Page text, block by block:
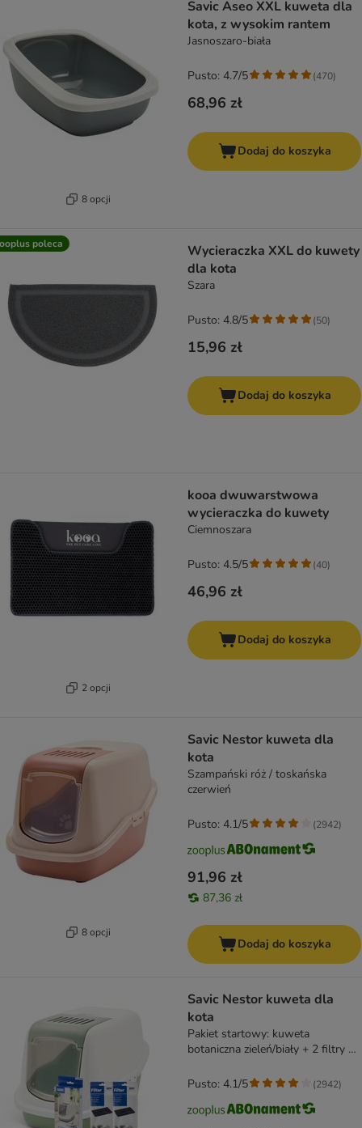
8 opcji
Savic Aseo XXL kuweta dla
kota, z wysokim rantem
Jasnoszaro-biała
68,96 zł
Pusto: 4.7/5 (470)
Dodaj do koszyka
poleca
Wycieraczka XXL do kuwety
dla kota
Szara
15,96 zł
Pusto: 4.8/5 (50)
Dodaj do koszyka
2 opcji
kooa dwuwarstwowa
wycieraczka do kuwety
Ciemnoszara
46,96 zł
Pusto: 4.5/5 (40)
Dodaj do koszyka
8 opcji
Savic Nestor kuweta dla
kota
Szampański róż / toskańska
czerwień
91,96 zł
87,36 zł
Pusto: 4.1/5 (2942)
Dodaj do koszyka
Savic Nestor kuweta dla
kota
Pakiet startowy: kuweta
botaniczna zieleń/biały + 2 filtry +
Pusto: 4.1/5 (2942)